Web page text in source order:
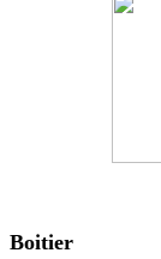
Boitier